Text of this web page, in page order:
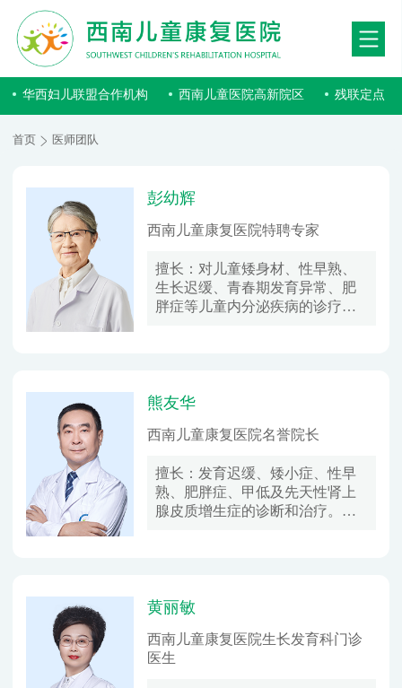
华西妇儿联盟合作机构 西南儿童医院高新院区 残联定点
首页 医师团队
彭幼辉
西南儿童康复医院特聘专家
擅长： 对儿童矮身材、性早熟、
生长迟缓、青春期发育异常、肥
胖症等儿童内分泌疾病的诊疗有
熊友华
西南儿童康复医院名誉院长
擅长： 发育迟缓、矮小症、性早
熟、肥胖症、甲低及先天性肾上
腺皮质增生症的诊断和治疗。在
黄丽敏
西南儿童康复医院生长发育科门诊
医生